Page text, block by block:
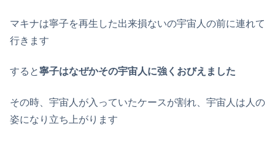
マキナは寧子を再生した出来損ないの宇宙人の前に連れて
行きます
すると寧子はなぜかその宇宙人に強くおびえました
その時、宇宙人が入っていたケースが割れ、宇宙人は人の
姿になり立ち上がります